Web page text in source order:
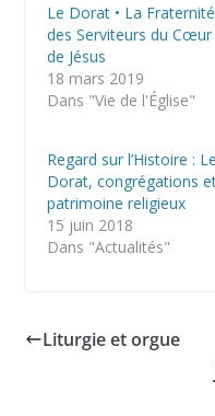
Le Dorat • La Fraternité
des Serviteurs du Cœur
de Jésus
18 mars 2019
Dans "Vie de l'Église"
Regard sur l’Histoire : Le
Dorat, congrégations
patrimoine religieux
15 juin 2018
Dans "Actualités"
Liturgie et orgue